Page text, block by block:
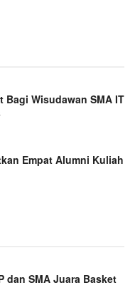
Bagi Wisudawan SMA IT
Empat Alumni Kuliah
dan SMA Juara Basket